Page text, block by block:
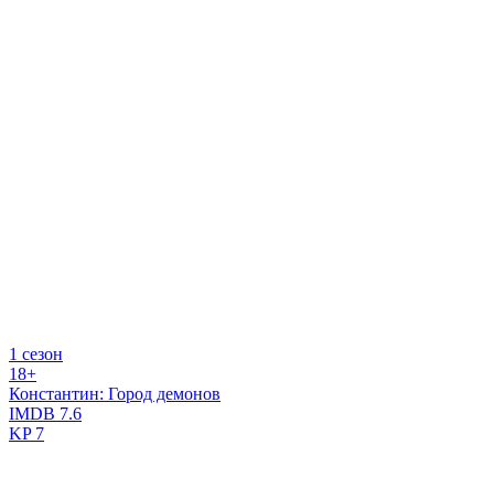
1 сезон
18+
Константин: Город демонов
IMDB 7.6
KP7